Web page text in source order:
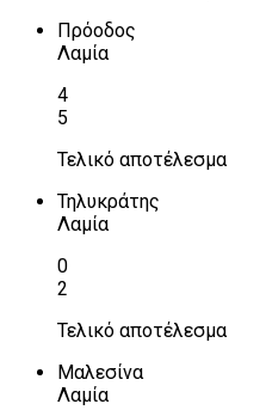
Πρόοδος
Λαμία
4
5
Τελικό αποτέλεσμα
Τηλυκράτης
Λαμία
0
2
Τελικό αποτέλεσμα
Μαλεσίνα
Λαμία